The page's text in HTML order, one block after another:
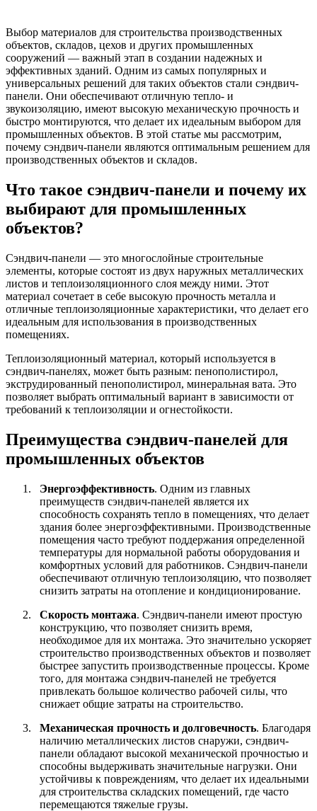
Выбор материалов для строительства производственных
объектов, складов, цехов и других промышленных
сооружений — важный этап в создании надежных и
эффективных зданий. Одним из самых популярных и
универсальных решений для таких объектов стали сэндвич-
панели. Они обеспечивают отличную тепло- и
звукоизоляцию, имеют высокую механическую прочность и
быстро монтируются, что делает их идеальным выбором для
промышленных объектов. В этой статье мы рассмотрим,
почему сэндвич-панели являются оптимальным решением для
производственных объектов и складов.
Что такое сэндвич-панели и почему их
выбирают для промышленных
объектов?
Сэндвич-панели — это многослойные строительные
элементы, которые состоят из двух наружных металлических
листов и теплоизоляционного слоя между ними. Этот
материал сочетает в себе высокую прочность металла и
отличные теплоизоляционные характеристики, что делает его
идеальным для использования в производственных
помещениях.
Теплоизоляционный материал, который используется в
сэндвич-панелях, может быть разным: пенополистирол,
экструдированный пенополистирол, минеральная вата. Это
позволяет выбрать оптимальный вариант в зависимости от
требований к теплоизоляции и огнестойкости.
Преимущества сэндвич-панелей для
промышленных объектов
1. Энергоэффективность. Одним из главных
преимуществ сэндвич-панелей является их
способность сохранять тепло в помещениях, что делает
здания более энергоэффективными. Производственные
помещения часто требуют поддержания определенной
температуры для нормальной работы оборудования и
комфортных условий для работников. Сэндвич-панели
обеспечивают отличную теплоизоляцию, что позволяет
снизить затраты на отопление и кондиционирование.
2.
Скорость монтажа. Сэндвич-панели имеют простую
конструкцию, что позволяет снизить время,
необходимое для их монтажа. Это значительно ускоряет
строительство производственных объектов и позволяет
быстрее запустить производственные процессы. Кроме
того, для монтажа сэндвич-панелей не требуется
привлекать большое количество рабочей силы, что
снижает общие затраты на строительство.
3.
Механическая прочность и долговечность. Благодаря
наличию металлических листов снаружи, сэндвич-
панели обладают высокой механической прочностью и
способны выдерживать значительные нагрузки. Они
устойчивы к повреждениям, что делает их идеальными
для строительства складских помещений, где часто
перемещаются тяжелые грузы.